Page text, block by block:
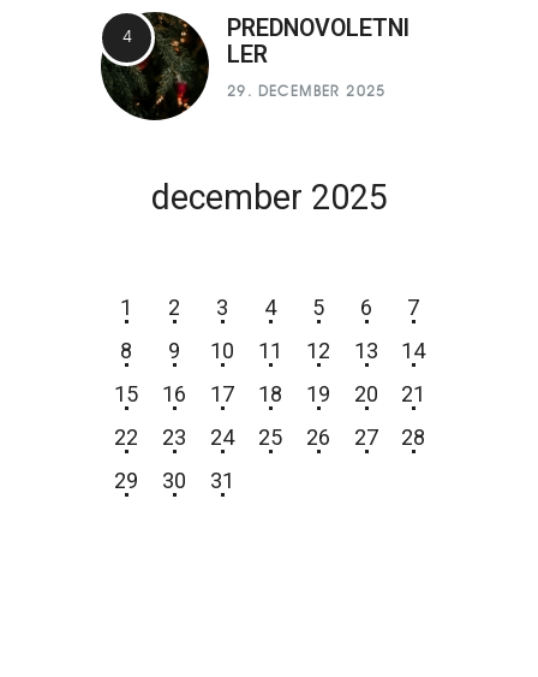
PREDNOVOLETNI
LER
29. DECEMBER 2025
december 2025
1
2 3 4 5 6
7
8
9 10 11 12 13
14
15
16 17 18 19 20
21
22
23 24 25 26 27
28
29
30 31